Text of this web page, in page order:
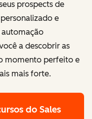
prospects de
e
automação
a descobrir as
momento perfeito e
mais forte.
do Sales